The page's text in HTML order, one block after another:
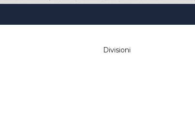
Divisioni